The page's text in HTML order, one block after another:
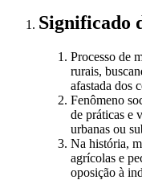
Significado
Processo de
rurais,
afastada dos
Fenômeno
de práticas e
urbanas ou
Na história,
agrícolas e
oposição à